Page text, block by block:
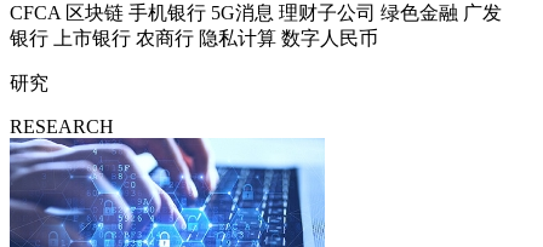
CFCA 区块链 手机银行 5G消息 理财子公司 绿色金融 广发
银行
上市银行 农商行 隐私计算 数字人民币
研究
RESEARCH